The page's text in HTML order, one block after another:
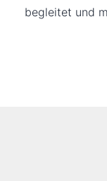
begleitet und